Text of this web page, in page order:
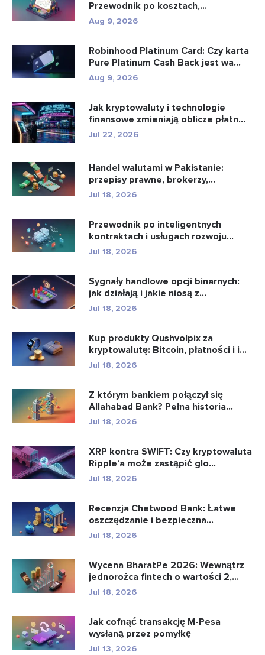
Przewodnik po kosztach,
konfiguracji i u...
Aug 9, 2026
Robinhood Platinum Card: Czy karta
Pure Platinum Cash Back jest wa...
Aug 9, 2026
Jak kryptowaluty i technologie
finansowe zmieniają oblicze płatn...
Jul 22, 2026
Handel walutami w Pakistanie:
przepisy prawne, brokerzy,
aplikacje...
Jul 18, 2026
Przewodnik po inteligentnych
kontraktach i usługach rozwoju
intel...
Jul 18, 2026
Sygnały handlowe opcji binarnych:
jak działają i jakie niosą z...
Jul 18, 2026
Kup produkty Qushvolpix za
kryptowalutę: Bitcoin, płatności i i...
Jul 18, 2026
Z którym bankiem połączył się
Allahabad Bank? Pełna historia...
Jul 18, 2026
XRP kontra SWIFT: Czy kryptowaluta
Ripple’a może zastąpić glo...
Jul 18, 2026
Recenzja Chetwood Bank: Łatwe
oszczędzanie i bezpieczna
bankowo�...
Jul 18, 2026
Wycena BharatPe 2026: Wewnątrz
jednorożca fintech o wartości 2,...
Jul 18, 2026
Jak cofnąć transakcję M-Pesa
wysłaną przez pomyłkę
Jul 13, 2026